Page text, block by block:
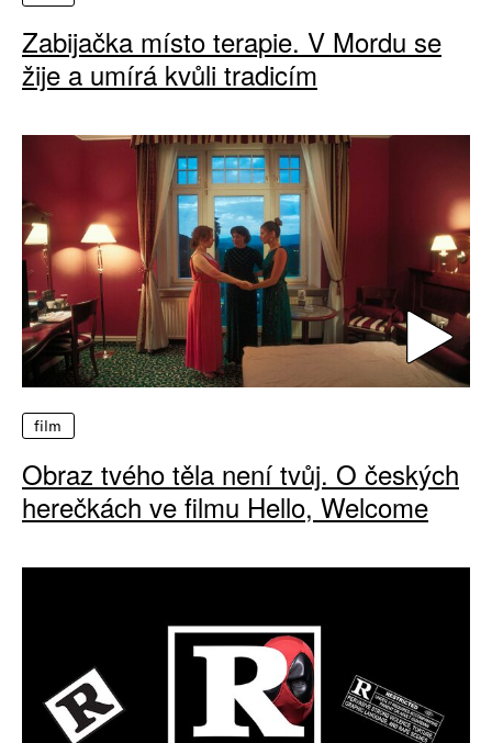
Zabijačka místo terapie. V Mordu se
žije a umírá kvůli tradicím
film
Obraz tvého těla není tvůj. O českých
herečkách ve filmu Hello, Welcome